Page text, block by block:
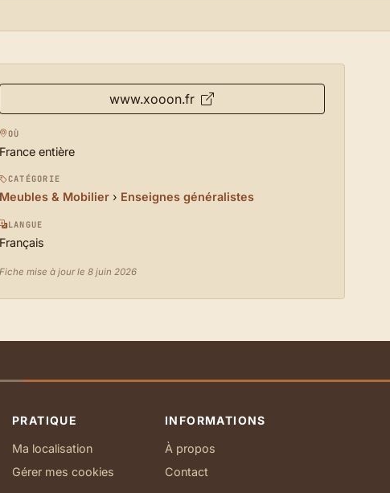
www.xooon.fr
OÙ
France entière
CATÉGORIE
Meubles & Mobilier› Enseignes généralistes
LANGUE
Français
Fiche mise à jour le 8 juin 2026
PRATIQUE
Ma localisation
Gérer mes cookies
INFORMATIONS
À propos
Contact